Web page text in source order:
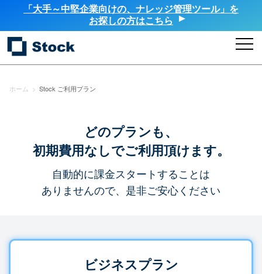
「大手～中堅企業向けの、ナレッジ管理ツール」を
お探しの方はこちら
ホーム > Stock ご利用プラン
どのプランも、
初期費用なしでご利用頂けます。
自動的に課金スタートすることは
ありませんので、是非ご安心ください
ビジネスプラン